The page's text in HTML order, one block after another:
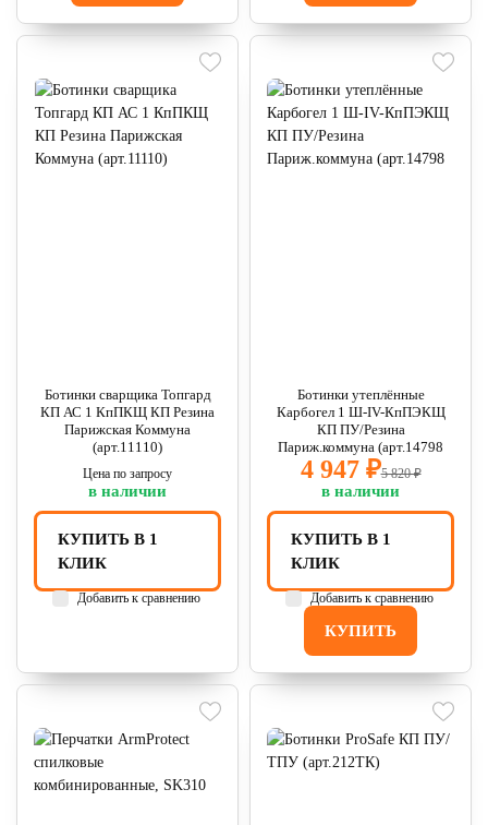
Ботинки сварщика Топгард
КП АС 1 КпПКЩ КП Резина
Парижская Коммуна
(арт.11110)
Цена по запросу
в наличии
КУПИТЬ В 1
КЛИК
Добавить к сравнению
Ботинки утеплённые
Карбогел 1 Ш-IV-КпПЭКЩ
КП ПУ/Резина
Париж.коммуна (арт.14798
4 947 ₽5 820 ₽
в наличии
КУПИТЬ
КУПИТЬ В 1
КЛИК
Добавить к сравнению